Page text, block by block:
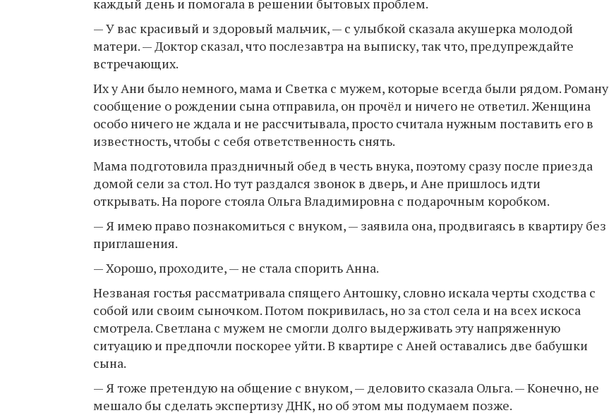
каждый день и помогала в решении бытовых проблем.
— У вас красивый и здоровый мальчик, — с улыбкой сказала акушерка молодой
матери. — Доктор сказал, что послезавтра на выписку, так что, предупреждайте
встречающих.
Их у Ани было немного, мама и Светка с мужем, которые всегда были рядом. Роману
сообщение о рождении сына отправила, он прочёл и ничего не ответил. Женщина
особо ничего не ждала и не рассчитывала, просто считала нужным поставить его в
известность, чтобы с себя ответственность снять.
Мама подготовила праздничный обед в честь внука, поэтому сразу после приезда
домой сели за стол. Но тут раздался звонок в дверь, и Ане пришлось идти
открывать. На пороге стояла Ольга Владимировна с подарочным коробком.
— Я имею право познакомиться с внуком, — заявила она, продвигаясь в квартиру без
приглашения.
— Хорошо, проходите, — не стала спорить Анна.
Незваная гостья рассматривала спящего Антошку, словно искала черты сходства с
собой или своим сыночком. Потом покривилась, но за стол села и на всех искоса
смотрела. Светлана с мужем не смогли долго выдерживать эту напряженную
ситуацию и предпочли поскорее уйти. В квартире с Аней оставались две бабушки
сына.
— Я тоже претендую на общение с внуком, — деловито сказала Ольга. — Конечно, не
мешало бы сделать экспертизу ДНК, но об этом мы подумаем позже.